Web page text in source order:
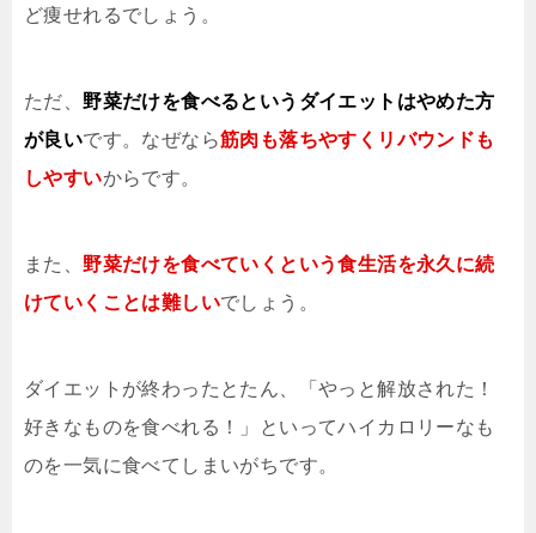
ど痩せれるでしょう。
ただ、 野菜だけを食べるというダイエットはやめた方
が良いです。なぜなら筋肉も落ちやすくリバウンドも
しやすいからです。
また、 野菜だけを食べていくという食生活を永久に続
けていくことは難しいでしょう。
ダイエットが終わったとたん、「やっと解放された！
好きなものを食べれる！」といってハイカロリーなも
のを一気に食べてしまいがちです。